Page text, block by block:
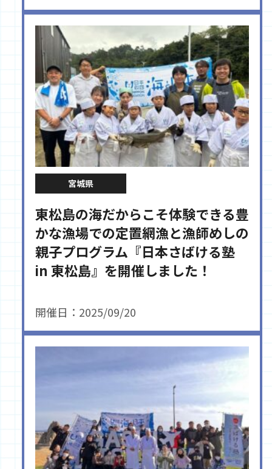
宮城県
東松島の海だからこそ体験できる豊
かな漁場での定置網漁と漁師めしの
親子プログラム『日本さばける塾
in 東松島』を開催しました！
開催日：2025/09/20